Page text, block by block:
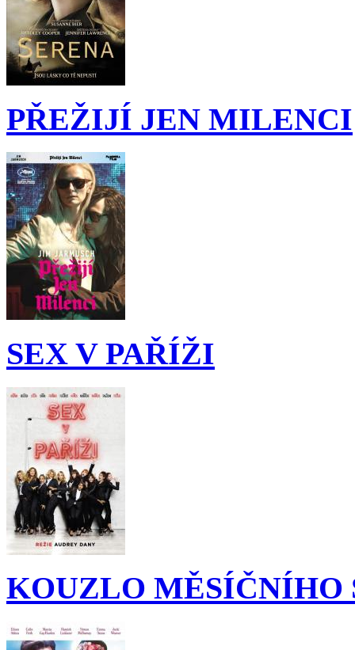
PŘEŽIJÍ JEN MILENCI
SEX V PAŘÍŽI
KOUZLO MĚSÍČNÍHO